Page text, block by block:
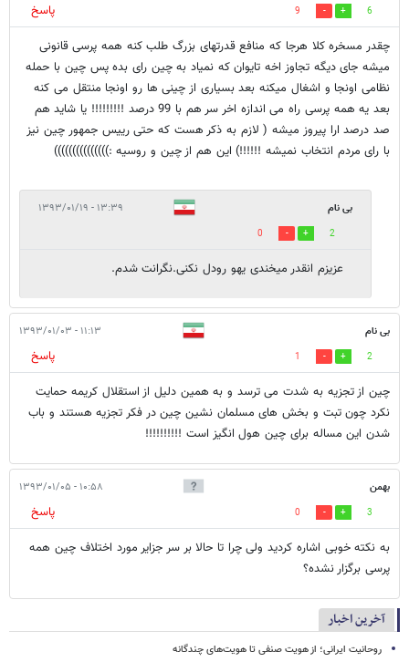
6
9
پاسخ
چقدر مسخره کلا هرجا که منافع قدرتهای بزرگ طلب کنه همه پرسی قانونی
میشه جای دیگه تجاوز اخه تایوان که نمیاد به چین رای بده پس چین با حمله
نظامی اونجا و اشغال میکنه بعد بسیاری از چینی ها رو اونجا منتقل می کنه
بعد یه همه پرسی راه می اندازه اخر سر هم با 99 درصد !!!!!!!!! یا شاید هم
صد درصد ارا پیروز میشه ( لازم به ذکر هست که حتی رییس جمهور چین نیز
با رای مردم انتخاب نمیشه !!!!!!) این هم از چین و روسیه :)))))))))))))))
بی نام ۱۳:۳۹ - ۱۳۹۳/۰۱/۱۹
2
0
عزیزم انقدر میخندی یهو رودل نکنی.نگرانت شدم.
بی نام ۱۱:۱۳ - ۱۳۹۳/۰۱/۰۳
2
1
پاسخ
چین از تجزیه به شدت می ترسد و به همین دلیل از استقلال کریمه حمایت
نکرد چون تبت و بخش های مسلمان نشین چین در فکر تجزیه هستند و باب
شدن این مساله برای چین هول انگیز است !!!!!!!!!!
بهمن ۱۰:۵۸ - ۱۳۹۳/۰۱/۰۵
3
0
پاسخ
به نکته خوبی اشاره کردید ولی چرا تا حالا بر سر جزایر مورد اختلاف چین همه
پرسی برگزار نشده؟
آخرین اخبار
روحانیت ایرانی؛ از هویت صنفی تا هویت‌های چندگانه